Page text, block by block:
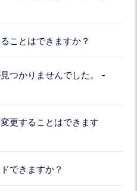
ことはできますか？
つかりませんでした。 -
更することはできます
できますか？